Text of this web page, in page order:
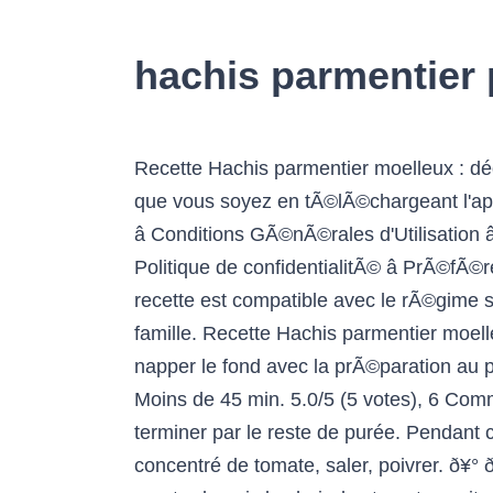
hachis parmentier
Recette Hachis parmentier moelleux : découvrez les ingrédients, ustensiles et étapes de préparation. Twitter. Retrouvez Marmiton oÃ¹ que vous soyez en tÃ©lÃ©chargeant l'application, Tous droits rÃ©servÃ©s Marmiton.org - 1999-2021, Recrutement â Mentions lÃ©gales â Conditions GÃ©nÃ©rales d'Utilisation â Vos questions â FAQ â Contact â Politique de protection des donnÃ©es personnelles â Politique de confidentialitÃ© â PrÃ©fÃ©rences cookies, Pour des milliers de cocktails : 1001cocktails.com, Selon nos informations, cette recette est compatible avec le rÃ©gime suivant : sans gluten. Complet, le hachis parmentier est idéal pour un repas entre amis ou en famille. Recette Hachis parmentier moelleux : découvrez les ingrédients, ustensiles et étapes de préparation. - Dans un plat Ã gratin, napper le fond avec la prÃ©paration au poulet puis recouvrir avec la purÃ©e. Découvrez cette recette facile à cuisiner ! Plats principaux Moins de 45 min. 5.0/5 (5 votes), 6 Commentaires. Beurrer un plat à gratin et y verser la moitié de la purée, puis étaler le hachis et terminer par le reste de purée. Pendant ce temps, préparer le hachis de poulet, en mixant le poulet avec le paprika, lâéchalote, et le concentré de tomate, saler, poivrer. ð¥° ð Ingrédients : Blanc de Poulet Pommes de Terre Oignons Poivrons â¦ Ajouter les 2 cÃ c de moutarde puis la chair des tomates cuites, remuer et garder hors du feu. Cette recette cacher très â¦ Le parmentier de confit de canard / Plus de recettes Plat. Servir votre Hachis parmentier au poulet avec une salade verte vinaigrette. à soupe de crème. Newsletters Maman Voir un exemple Actu du jour Voir un exemple Abonnement newsletters. Recette Hachis parmentier au poulet. Partager sur. Le hachis parmentier est un plat très simple et économique à réaliser. Hachis parmentier au poulet avec thermomix. OFFRE ABO Magazine : 1 an (6 numÃ©ros) + 1 sac Ã pain en coton Ã 19,90 â¬ Ã dÃ©couvrir, Politique de protection des donnÃ©es personnelles, - Peler les pommes de terre, les faire cuire au cuit-vapeur avec les tomates. Autres articles Article Chakchouka: ça a l'air bon, mais qu'est-ce-que c'est? Vous ne pouvez pas ajouter de commentaire Ã cette recette car vous l'avez dÃ©jÃ commentÃ©e, Vous ne pouvez pas commenter votre propre recette, la recette Hachis parmentier au poulet. Voir nos sélections. Hachis parmentier au poulet. éplucher et couper la carotte en brunoise très fine. Dans une poêle, Précuire le hachis dans l'huile de sésame. Servez aussitôt. Décorez de pavot, faites gratiner 3 min sous le gril chaud du four. menu. A tout moment de la journée! Recette : Parmentier de poulet rôti Nombre de personnes: 8 Ingrédients 1 poulet fermier 4 noix de beurre 20 cl de vin blanc de cuisine 3 cuillères à soupe dâhuile dâolive Une fois le potimarron et la pomme de terre cuits, les écraser à l'aide d'une fourchette ou presse purée. Recettes